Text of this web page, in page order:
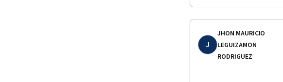
J
JHON MAURICIO
LEGUIZAMON
RODRIGUEZ